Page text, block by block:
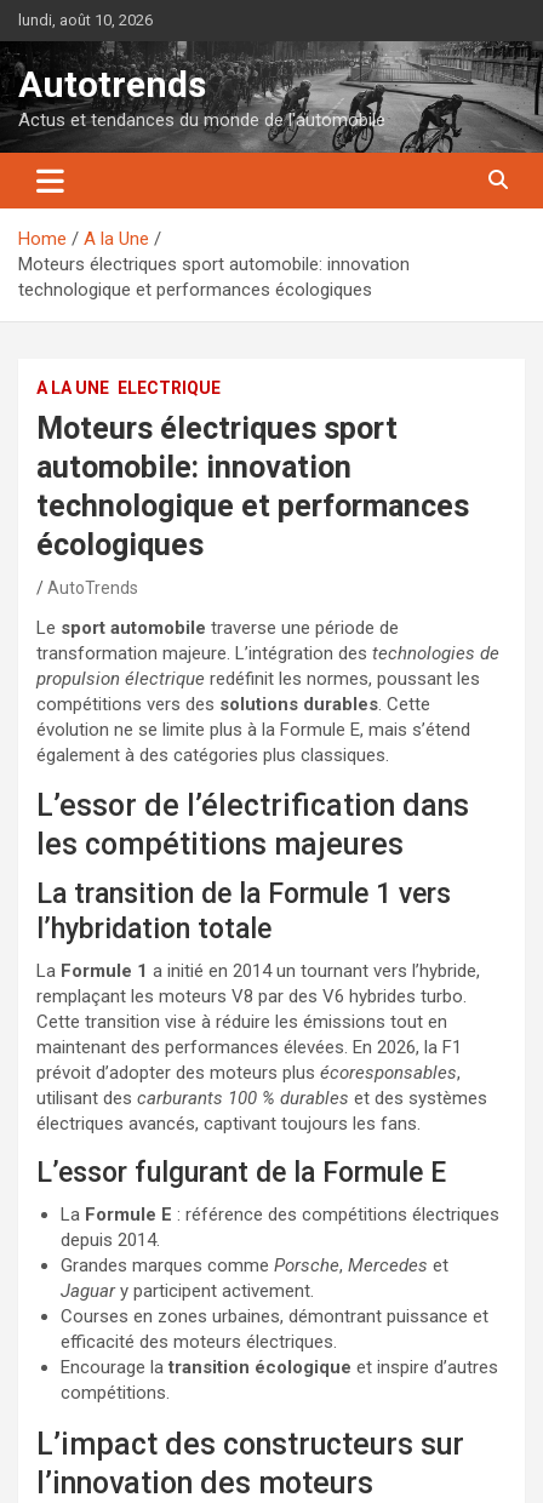
Skip
to
content
lundi, août 10, 2026
Autotrends
Actus et tendances du monde de l'automobile
Home
A la Une
Moteurs électriques sport automobile: innovation
technologique et performances écologiques
A LA UNE ELECTRIQUE
Moteurs électriques sport
automobile: innovation
technologique et performances
écologiques
AutoTrends
Le sport automobile traverse une période de
transformation majeure. L’intégration des technologies de
propulsion électrique redéfinit les normes, poussant les
compétitions vers des solutions durables. Cette
évolution ne se limite plus à la Formule E, mais s’étend
également à des catégories plus classiques.
L’essor de l’électrification dans
les compétitions majeures
La transition de la Formule 1 vers
l’hybridation totale
La Formule 1 a initié en 2014 un tournant vers l’hybride,
remplaçant les moteurs V8 par des V6 hybrides turbo.
Cette transition vise à réduire les émissions tout en
maintenant des performances élevées. En 2026, la F1
prévoit d’adopter des moteurs plus écoresponsables,
utilisant des carburants 100 % durables et des systèmes
électriques avancés, captivant toujours les fans.
L’essor fulgurant de la Formule E
La Formule E : référence des compétitions électriques
depuis 2014.
Grandes marques comme Porsche, Mercedes et
Jaguary participent activement.
Courses en zones urbaines, démontrant puissance et
efficacité des moteurs électriques.
Encourage latransition écologique et inspire d’autres
compétitions.
L’impact des constructeurs sur
l’innovation des moteurs